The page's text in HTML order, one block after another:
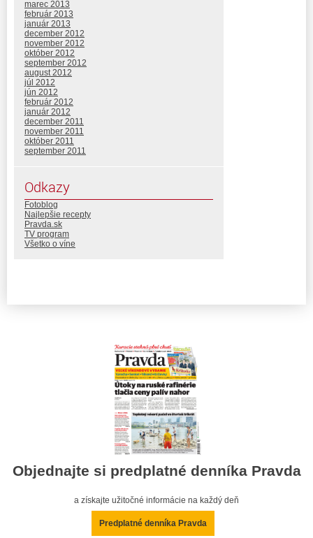
marec 2013
február 2013
január 2013
december 2012
november 2012
október 2012
september 2012
august 2012
júl 2012
jún 2012
február 2012
január 2012
december 2011
november 2011
október 2011
september 2011
Odkazy
Fotoblog
Najlepšie recepty
Pravda.sk
TV program
Všetko o víne
Objednajte si predplatné denníka Pravda
a získajte užitočné informácie na každý deň
Predplatné denníka Pravda